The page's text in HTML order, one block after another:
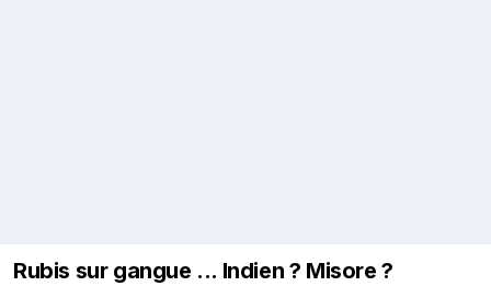
Rubis sur gangue ... Indien ? Misore ?